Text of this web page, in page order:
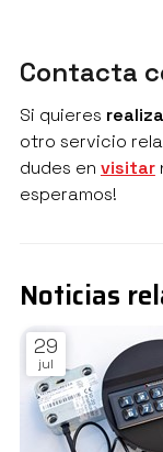
Contacta
Si quieres
otro servicio
dudes en visitar
esperamos!
Noticias
29
jul